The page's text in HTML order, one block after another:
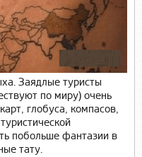
Заядлые туристы
по миру) очень
глобуса, компасов,
побольше фантазии в
тату.